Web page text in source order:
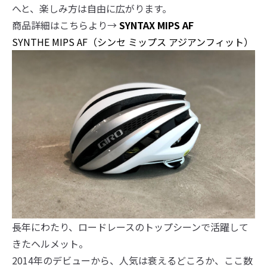
へと、楽しみ方は自由に広がります。
商品詳細はこちらより→SYNTAX MIPS AF
SYNTHE MIPS AF（シンセ ミップス アジアンフィット）
長年にわたり、ロードレースのトップシーンで活躍して
きたヘルメット。
2014年のデビューから、人気は衰えるどころか、ここ数